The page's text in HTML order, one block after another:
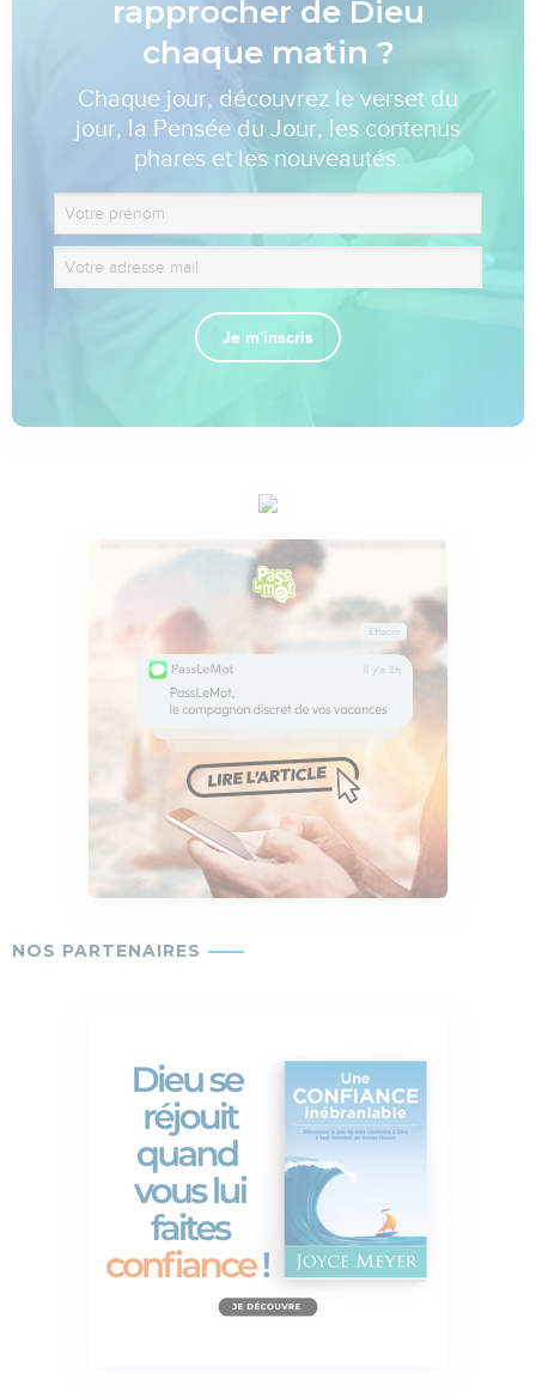
rapprocher de Dieu
chaque matin ?
Chaque jour, découvrez le verset du
jour, la Pensée du Jour, les contenus
phares et les nouveautés.
Je m'inscris